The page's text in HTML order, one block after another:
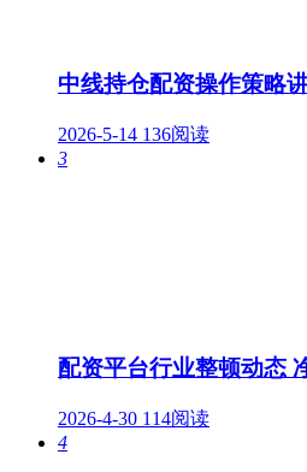
中线持仓配资操作策略
2026-5-14 136阅读
3
配资平台行业整顿动态
2026-4-30 114阅读
4